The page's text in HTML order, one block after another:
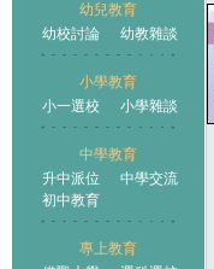
幼兒教育
幼校討論
幼教雜談
小學教育
小一選校
小學雜談
中學教育
升中派位
中學交流
初中教育
專上教育